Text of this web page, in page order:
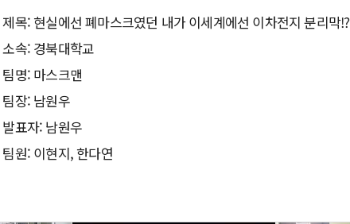
제목: 현실에선 폐마스크였던 내가 이세계에선 이차전지 분리막!?
소속: 경북대학교
팀명: 마스크맨
팀장: 남원우
발표자: 남원우
팀원: 이현지, 한다연